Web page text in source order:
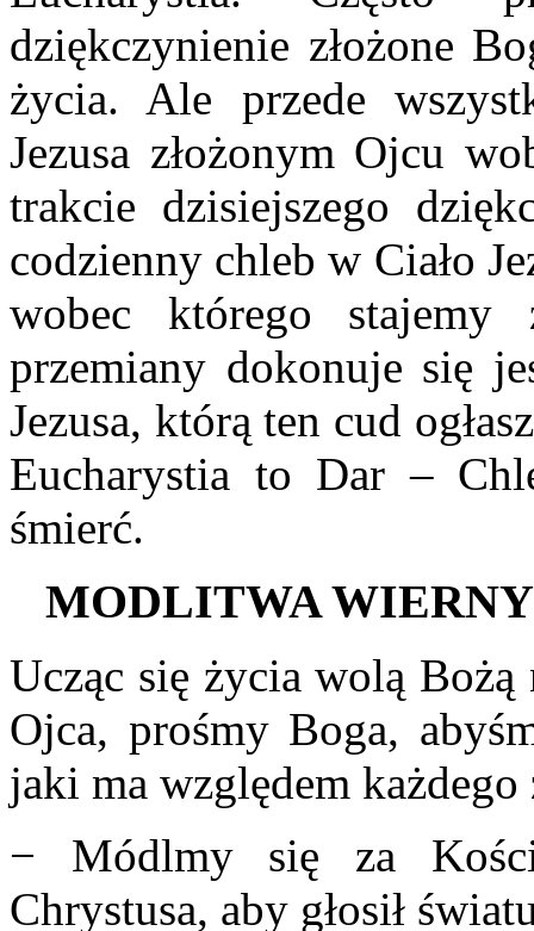
dziękczynienie złożone
życia. Ale przede
Jezusa złożonym Ojcu
trakcie dzisiejszego
codzienny chleb w Ciało
wobec którego
przemiany dokonuje się
Jezusa, którą ten cud
Eucharystia to Dar –
śmierć.
MODLITWA
Ucząc się życia wolą Bożą
Ojca, prośmy Boga,
jaki ma względem każdego
− Módlmy się za
Chrystusa, aby głosił